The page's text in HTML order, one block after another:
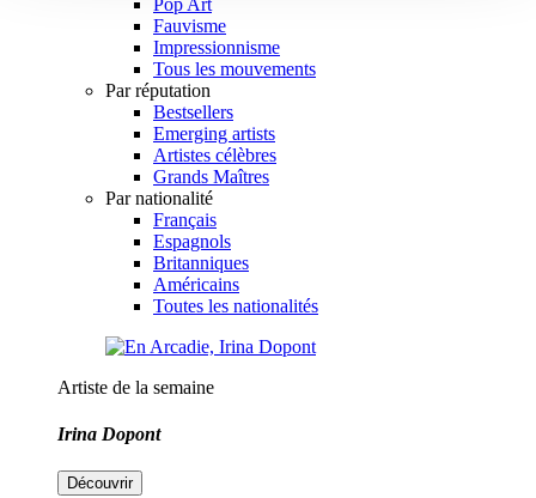
Fauvisme
Impressionnisme
Tous les mouvements
Par réputation
Bestsellers
Emerging artists
Artistes célèbres
Grands Maîtres
Par nationalité
Français
Espagnols
Britanniques
Américains
Toutes les nationalités
Artiste de la semaine
Irina Dopont
Découvrir